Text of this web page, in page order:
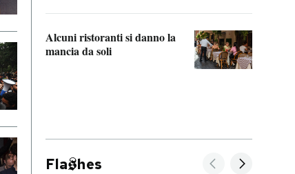
Alcuni ristoranti si danno la
mancia da soli
Fla hes